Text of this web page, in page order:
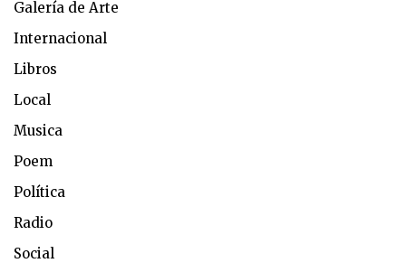
Galería de Arte
Internacional
Libros
Local
Musica
Poem
Política
Radio
Social